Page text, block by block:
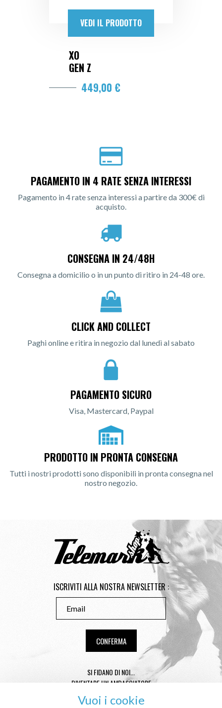
VEDI IL PRODOTTO
XO
GEN Z
449,00 €
PAGAMENTO IN 4 RATE SENZA INTERESSI
Pagamento in 4 rate senza interessi a partire da 300€ di
acquisto.
CONSEGNA IN 24/48H
Consegna a domicilio o in un punto di ritiro in 24-48 ore.
CLICK AND COLLECT
Paghi online e ritira in negozio dal lunedì al sabato
PAGAMENTO SICURO
Visa, Mastercard, Paypal
PRODOTTO IN PRONTA CONSEGNA
Tutti i nostri prodotti sono disponibili in pronta consegna nel
nostro negozio.
ISCRIVITI ALLA NOSTRA NEWSLETTER :
SI FIDANO DI NOI...
DIVENTARE UN AMBASCIATORE
CONSEILS TAILLE TÉLÉMARK
CONDITIONS GÉNÉRALES DE VENTE
Vuoi i cookie